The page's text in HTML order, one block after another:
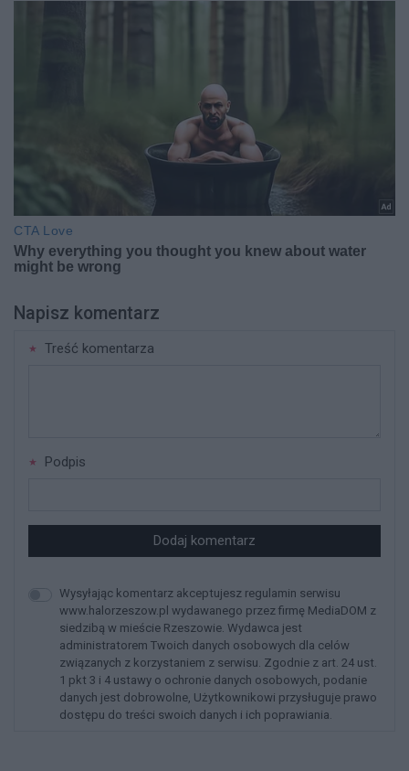
Napisz komentarz
Treść komentarza
Podpis
Dodaj komentarz
Wysyłając komentarz akceptujesz regulamin serwisu
www.halorzeszow.pl wydawanego przez firmę MediaDOM z
siedzibą w mieście Rzeszowie. Wydawca jest
administratorem Twoich danych osobowych dla celów
związanych z korzystaniem z serwisu. Zgodnie z art. 24 ust.
1 pkt 3 i 4 ustawy o ochronie danych osobowych, podanie
danych jest dobrowolne, Użytkownikowi przysługuje prawo
dostępu do treści swoich danych i ich poprawiania.